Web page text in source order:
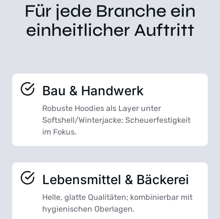
Für jede Branche ein
einheitlicher Auftritt
Bau & Handwerk
Robuste Hoodies als Layer unter
Softshell/Winterjacke; Scheuerfestigkeit
im Fokus.
Lebensmittel & Bäckerei
Helle, glatte Qualitäten; kombinierbar mit
hygienischen Oberlagen.